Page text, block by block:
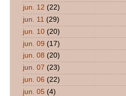
jun. 12 (22)
jun. 11 (29)
jun. 10 (20)
jun. 09 (17)
jun. 08 (20)
jun. 07 (23)
jun. 06 (22)
jun. 05 (4)